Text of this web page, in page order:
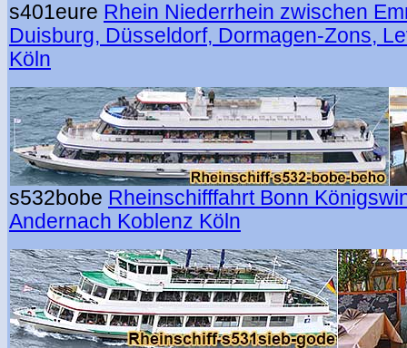
s401eure Rhein Niederrhein zwischen
Duisburg, Düsseldorf, Dormagen-Zons,
Köln
s532bobe Rheinschifffahrt Bonn
Andernach Koblenz Köln